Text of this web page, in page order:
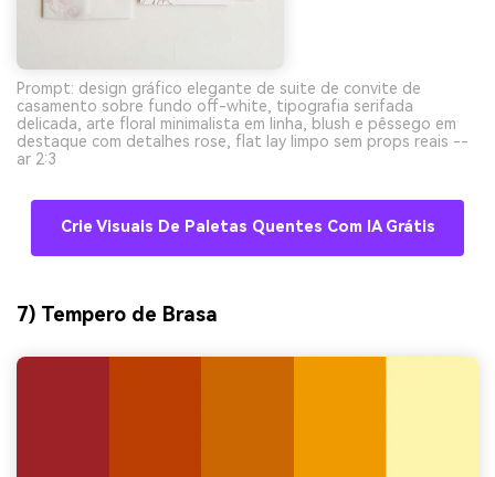
Prompt: design gráfico elegante de suite de convite de
casamento sobre fundo off-white, tipografia serifada
delicada, arte floral minimalista em linha, blush e pêssego em
destaque com detalhes rose, flat lay limpo sem props reais --
ar 2:3
Crie Visuais De Paletas Quentes Com IA Grátis
7) Tempero de Brasa